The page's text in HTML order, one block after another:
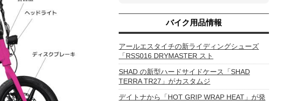
バイク用品情報
アールエスタイチの新ライディングシューズ
「RSS016 DRYMASTER スト
SHAD の新型ハードサイドケース「SHAD
TERRA TR27」がカスタムジ
デイトナから「HOT GRIP WRAP HEAT」が発